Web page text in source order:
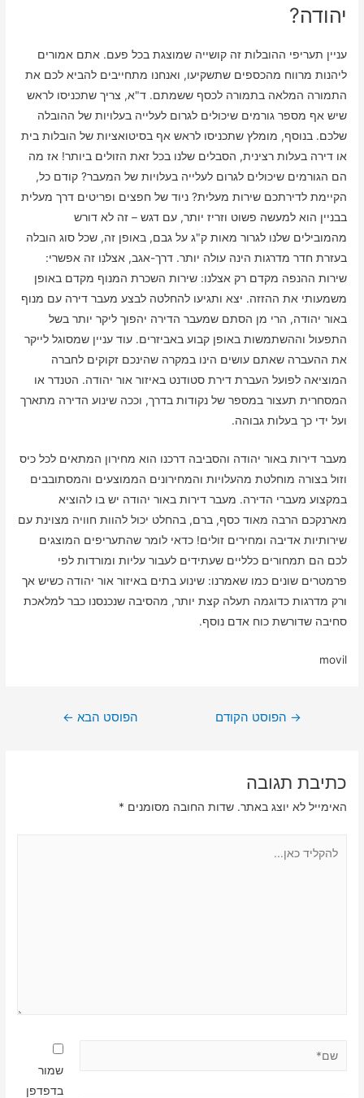
יהודה?
עניין תעריפי ההובלות זה קושייה שמוצגת בכל פעם. אתם אמורים
ליהנות מרווח מהכספים שתשקיעו, ואנחנו מתחייבים להביא לכם את
התמורה המלאה בתמורה לכסף ששמתם. ד"א, צריך שתכניסו לראש
שיש אף מספר גורמים שיכולים לגרום לעלייה בעלויות של ההובלה
שלכם. בנוסף, מומלץ שתכניסו לראש אף בסיטואציות של הובלות בית
או דירה בעלות רצינית, הסבלים שלנו בכל זאת הזולים ביותר! אז מה
הם הגורמים שיכולים לגרום לעלייה בעלויות של המעבר? קודם כל,
הקיימת לדירתכם שירות מעלית? ניוד של חפצים ופריטים דרך מעלית
בבניין הוא למעשה פשוט וזריז יותר, עם דגש – זה לא דורש
מהמובילים שלנו לגרור מאות ק"ג על גבם, באופן זה, שכל סוג הובלה
בעזרת חדר מדרגות הינה עולה יותר. דרך-אגב, אצלנו זה אפשרי:
שירות ההנפה מקדם רק אצלנו: שירות השכרת המנוף מקדם באופן
משמעותי את ההזזה. יצא ותגיעו להחלטה לבצע מעבר דירה עם מנוף
באור יהודה, הרי מן הסתם שמעבר הדירה יהפוך ליקר יותר בשל
התפעול וההשתמשות באופן קבוע באביזרים. עוד עניין שמסוגל לייקר
את ההעברה שאתם עושים הינו במקרה שהינכם זקוקים לחברה
המוציאה לפועל העברת דירת סטודנט באיזור אור יהודה. הטנדר או
המסחרית תעצור במספר של נקודות בדרך, וככה שינוע הדירה מתארך
ועל ידי כך בעלות גבוהה.
מעבר דירות באור יהודה והסביבה דרכנו הוא מחירון המתאים לכל כיס
וזול בצורה מוחלטת מהעלויות והמחירונים הממוצעים והמסתובבים
במקצוע מעברי הדירה. מעבר דירות באור יהודה יש בו להוציא
מארנקכם הרבה מאוד כסף, ברם, בהחלט יכול להוות חוויה מצוינת עם
שירותיות אדיבה ומחירים זולים! כדאי לומר שהתעריפים המוצגים
לכם הם תמחורים כלליים שעתידים לעבור עליות ומורדות לפי
פרמטרים שונים כמו שאמרנו: שינוע בתים באיזור אור יהודה כשיש אך
ורק מדרגות כדוגמה תעלה קצת יותר, מהסיבה שנכנסנו כבר למלאכת
סחיבה שדורשת כוח אדם נוסף.
movil
ניווט
→ הפוסט הקודם הפוסט הבא ←
כתיבת תגובה
האימייל לא יוצג באתר. שדות החובה מסומנים *
שמור
בדפדפן